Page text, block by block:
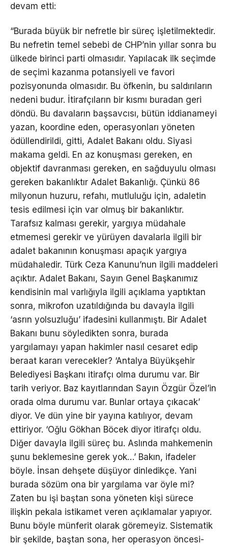
devam etti:
“Burada büyük bir nefretle bir süreç işletilmektedir.
Bu nefretin temel sebebi de CHP’nin yıllar sonra bu
ülkede birinci parti olmasıdır. Yapılacak ilk seçimde
de seçimi kazanma potansiyeli ve favori
pozisyonunda olmasıdır. Bu öfkenin, bu saldırıların
nedeni budur. İtirafçıların bir kısmı buradan geri
döndü. Bu davaların başsavcısı, bütün iddianameyi
yazan, koordine eden, operasyonları yöneten
ödüllendirildi, gitti, Adalet Bakanı oldu. Siyasi
makama geldi. En az konuşması gereken, en
objektif davranması gereken, en sağduyulu olması
gereken bakanlıktır Adalet Bakanlığı. Çünkü 86
milyonun huzuru, refahı, mutluluğu için, adaletin
tesis edilmesi için var olmuş bir bakanlıktır.
Tarafsız kalması gerekir, yargıya müdahale
etmemesi gerekir ve yürüyen davalarla ilgili bir
adalet bakanının konuşması apaçık yargıya
müdahaledir. Türk Ceza Kanunu’nun ilgili maddeleri
açıktır. Adalet Bakanı, Sayın Genel Başkanımız
kendisinin mal varlığıyla ilgili açıklama yaptıktan
sonra, mikrofon uzatıldığında bu davayla ilgili
‘asrın yolsuzluğu’ ifadesini kullanmıştı. Bir Adalet
Bakanı bunu söyledikten sonra, burada
yargılamayı yapan hakimler nasıl cesaret edip
beraat kararı verecekler? ‘Antalya Büyükşehir
Belediyesi Başkanı itirafçı olma durumu var. Bir
tarih veriyor. Baz kayıtlarından Sayın Özgür Özel’in
orada olma durumu var. Bunlar ortaya çıkacak’
diyor. Ve dün yine bir yayına katılıyor, devam
ettiriyor. ‘Oğlu Gökhan Böcek diyor itirafçı oldu.
Diğer davayla ilgili süreç bu. Aslında mahkemenin
şunu beklemesine gerek yok…’ Bakın, ifadeler
böyle. İnsan dehşete düşüyor dinledikçe. Yani
burada sözüm ona bir yargılama var öyle mi?
Zaten bu işi baştan sona yöneten kişi sürece
ilişkin pekala istikamet veren açıklamalar yapıyor.
Bunu böyle münferit olarak göremeyiz. Sistematik
bir şekilde, baştan sona, her operasyon öncesi-